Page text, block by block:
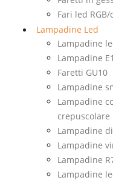
Fari led
Lampadine Led
Lampadine
Lampadine
Faretti GU10
Lampadine
Lampadine
crepuscolare
Lampadine
Lampadine
Lampadine
Lampadine